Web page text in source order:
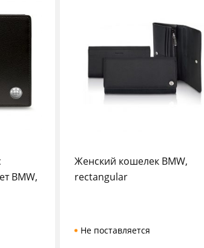
BMW,
Женский кошелек BMW,
rectangular
Не поставляется